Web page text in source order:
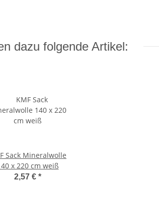
dazu folgende Artikel:
Sack Mineralwolle
x 220 cm weiß
2,57 € *